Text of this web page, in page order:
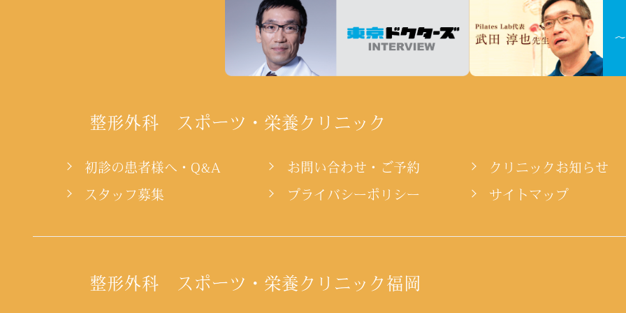
整形外科 スポーツ・栄養クリニック
初診の患者様へ・Q&A お問い合わせ・ご予約 クリニックお知らせ
スタッフ募集 プライバシーポリシー サイトマップ
整形外科 スポーツ・栄養クリニック福岡